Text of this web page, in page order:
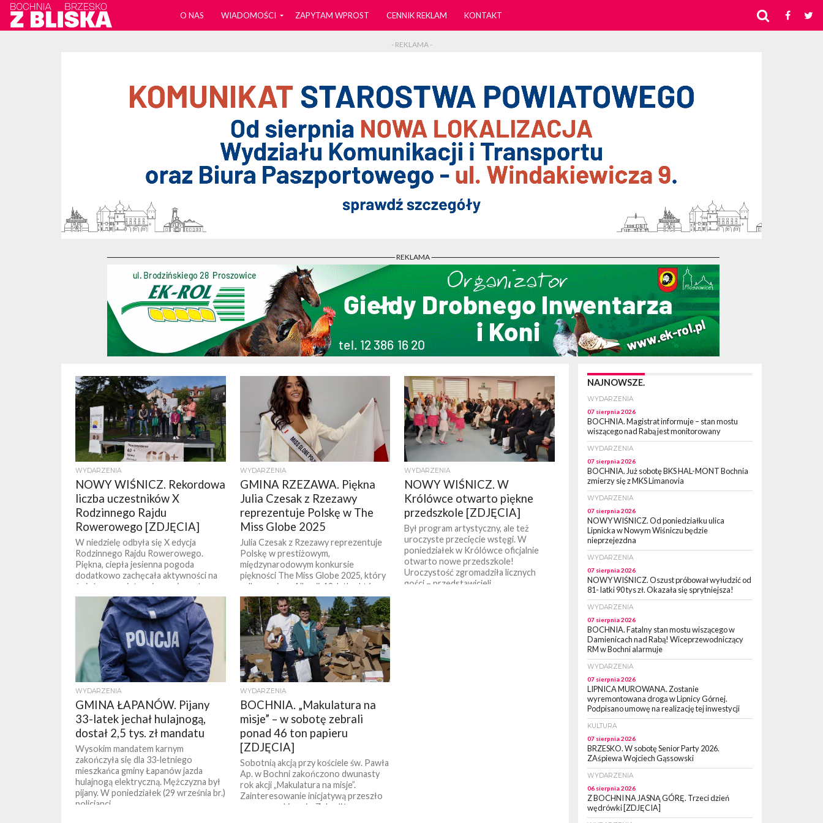
O NAS WIADOMOŚCI ZAPYTAM WPROST CENNIK REKLAM KONTAKT
- REKLAMA -
- REKLAMA -
WYDARZENIA
NOWY WIŚNICZ. Rekordowa
liczba uczestników X
Rodzinnego Rajdu
Rowerowego [ZDJĘCIA]
W niedzielę odbyła się X edycja
Rodzinnego Rajdu Rowerowego.
Piękna, ciepła jesienna pogoda
dodatkowo zachęcała aktywności na
świeżym powietrzu i przyciągnęła
rekordową...
WYDARZENIA
GMINA RZEZAWA. Piękna
Julia Czesak z Rzezawy
reprezentuje Polskę w The
Miss Globe 2025
Julia Czesak z Rzezawy reprezentuje
Polskę w prestiżowym,
międzynarodowym konkursie
piękności The Miss Globe 2025, który
odbywa się w Albanii. 19-latka, która...
WYDARZENIA
NOWY WIŚNICZ. W
Królówce otwarto piękne
przedszkole [ZDJĘCIA]
Był program artystyczny, ale też
uroczyste przecięcie wstęgi. W
poniedziałek w Królówce oficjalnie
otwarto nowe przedszkole!
Uroczystość zgromadziła licznych
gości – przedstawicieli...
WYDARZENIA
GMINA ŁAPANÓW. Pijany
33-latek jechał hulajnogą,
dostał 2,5 tys. zł mandatu
Wysokim mandatem karnym
zakończyła się dla 33-letniego
mieszkańca gminy Łapanów jazda
hulajnogą elektryczną. Mężczyzna był
pijany. W poniedziałek (29 września br.)
policjanci...
WYDARZENIA
BOCHNIA. „Makulatura na
misje” – w sobotę zebrali
ponad 46 ton papieru
[ZDJĘCIA]
Sobotnią akcją przy kościele św. Pawła
Ap. w Bochni zakończono dwunasty
rok akcji „Makulatura na misje”.
Zainteresowanie inicjatywą przeszło
nasze oczekiwania. Zebraliśmy...
NAJNOWSZE.
WYDARZENIA
07 sierpnia 2026
BOCHNIA. Magistrat informuje – stan mostu
wiszącego nad Rabą jest monitorowany
WYDARZENIA
07 sierpnia 2026
BOCHNIA. Już sobotę BKS HAL-MONT Bochnia
zmierzy się z MKS Limanovia
WYDARZENIA
07 sierpnia 2026
NOWY WIŚNICZ. Od poniedziałku ulica
Lipnicka w Nowym Wiśniczu będzie
nieprzejezdna
WYDARZENIA
07 sierpnia 2026
NOWY WIŚNICZ. Oszust próbował wyłudzić od
81- latki 90 tys zł. Okazała się sprytniejsza!
WYDARZENIA
07 sierpnia 2026
BOCHNIA. Fatalny stan mostu wiszącego w
Damienicach nad Rabą! Wiceprzewodniczący
RM w Bochni alarmuje
WYDARZENIA
07 sierpnia 2026
LIPNICA MUROWANA. Zostanie
wyremontowana droga w Lipnicy Górnej.
Podpisano umowę na realizację tej inwestycji
KULTURA
07 sierpnia 2026
BRZESKO. W sobotę Senior Party 2026.
ZAśpiewa Wojciech Gąssowski
WYDARZENIA
06 sierpnia 2026
Z BOCHNI NA JASNĄ GÓRĘ. Trzeci dzień
wędrówki [ZDJĘCIA]